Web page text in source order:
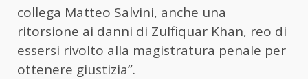
collega Matteo Salvini, anche una
ritorsione ai danni di Zulfiquar Khan, reo di
essersi rivolto alla magistratura penale per
ottenere giustizia”.